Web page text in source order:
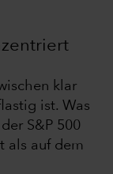
klar
ist. Was
S&P 500
als auf dem